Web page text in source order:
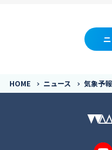
HOME ニュース 気象予